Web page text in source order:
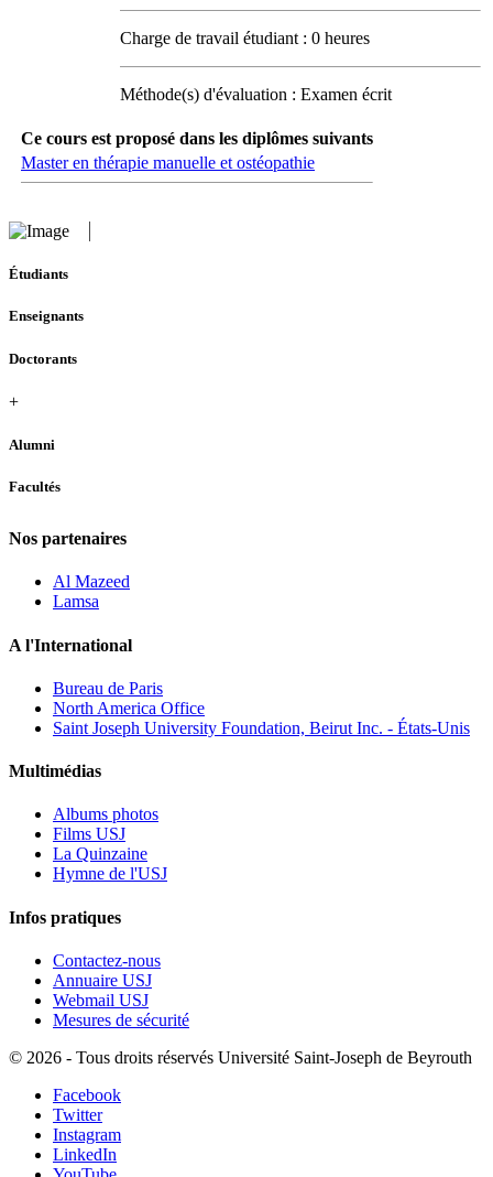
Charge de travail étudiant : 0 heures
Méthode(s) d'évaluation : Examen écrit
Ce cours est proposé dans les diplômes suivants
Master en thérapie manuelle et ostéopathie
Étudiants
Enseignants
Doctorants
+
Alumni
Facultés
Nos partenaires
Al Mazeed
Lamsa
A l'International
Bureau de Paris
North America Office
Saint Joseph University Foundation, Beirut Inc. - États-Unis
Multimédias
Albums photos
Films USJ
La Quinzaine
Hymne de l'USJ
Infos pratiques
Contactez-nous
Annuaire USJ
Webmail USJ
Mesures de sécurité
© 2026 - Tous droits réservés Université Saint-Joseph de Beyrouth
Facebook
Twitter
Instagram
LinkedIn